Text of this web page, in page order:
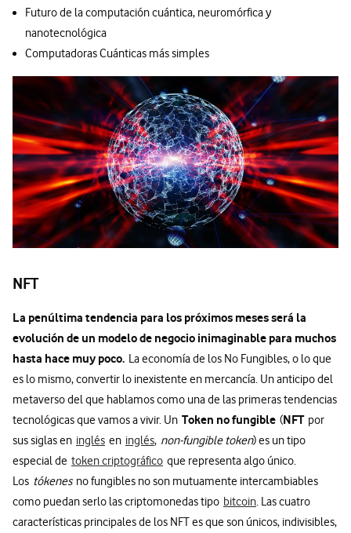
Futuro de la computación cuántica, neuromórfica y
nanotecnológica
Computadoras Cuánticas más simples
NFT
La penúltima tendencia para los próximos meses será la
evolución de un modelo de negocio inimaginable para muchos
hasta hace muy poco. La economía de los No Fungibles, o lo que
es lo mismo, convertir lo inexistente en mercancía. Un anticipo del
metaverso del que hablamos como una de las primeras tendencias
tecnológicas que vamos a vivir. Un Token no fungible (NFTpor
sus siglas en inglés en inglés, non-fungible token) es un tipo
especial de token criptográfico que representa algo único.
Los tókenesno fungibles no son mutuamente intercambiables
como puedan serlo las criptomonedas tipo bitcoin. Las cuatro
características principales de los NFT es que son únicos, indivisibles,